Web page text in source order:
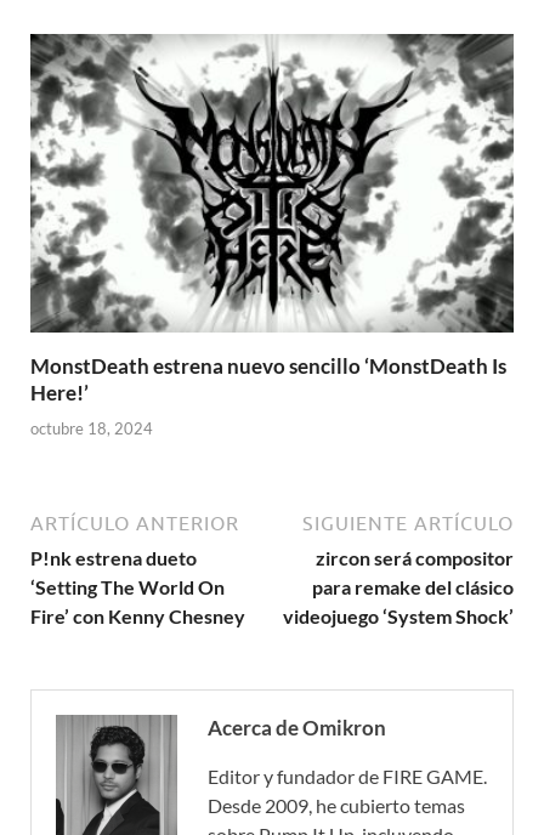
MonstDeath estrena nuevo sencillo ‘MonstDeath Is
Here!’
octubre 18, 2024
ARTÍCULO ANTERIOR
P!nk estrena dueto
‘Setting The World On
Fire’ con Kenny Chesney
SIGUIENTE ARTÍCULO
zircon será compositor
para remake del clásico
videojuego ‘System Shock’
Acerca de Omikron
Editor y fundador de FIRE GAME.
Desde 2009, he cubierto temas